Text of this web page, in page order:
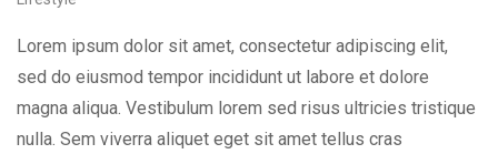
Lorem ipsum dolor sit amet, consectetur adipiscing elit,
sed do eiusmod tempor incididunt ut labore et dolore
magna aliqua. Vestibulum lorem sed risus ultricies tristique
nulla. Sem viverra aliquet eget sit amet tellus cras